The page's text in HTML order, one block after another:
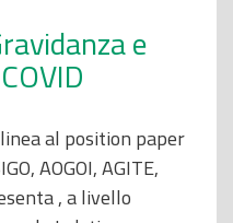
e
al position paper
AOGOI, AGITE,
, a livello